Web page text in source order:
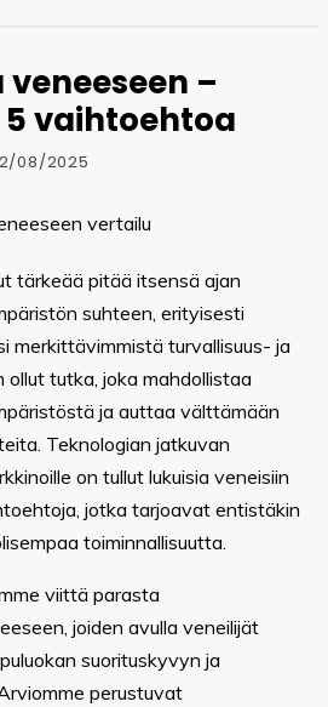
–
vaihtoehtoa
08/2025
tärkeää pitää itsensä ajan
suhteen, erityisesti
merkittävimmistä turvallisuus- ja
tutka, joka mahdollistaa
ja auttaa välttämään
Teknologian jatkuvan
on tullut lukuisia veneisiin
jotka tarjoavat entistäkin
toiminnallisuutta.
viittä parasta
joiden avulla veneilijät
suorituskyvyn ja
perustuvat